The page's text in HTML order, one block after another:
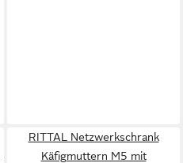
RITTAL Netzwerkschrank
Käfigmuttern M5 mit